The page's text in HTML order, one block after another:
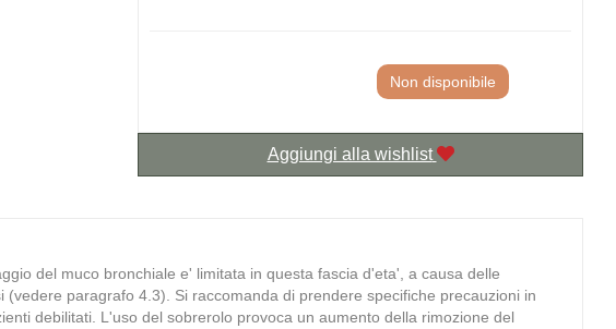
Non disponibile
Aggiungi alla wishlist
del muco bronchiale e' limitata in questa fascia d'eta', a causa delle
paragrafo 4.3). Si raccomanda di prendere specifiche precauzioni in
debilitati. L'uso del sobrerolo provoca un aumento della rimozione del